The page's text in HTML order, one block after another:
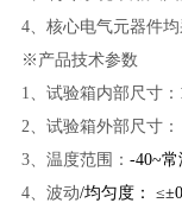
4、核心电气元器件
※产品技术参数
1、 试验箱内部尺寸：
2、 试验箱外部尺寸：
3、 温度范围： -40~常
4、 波动/均匀度：